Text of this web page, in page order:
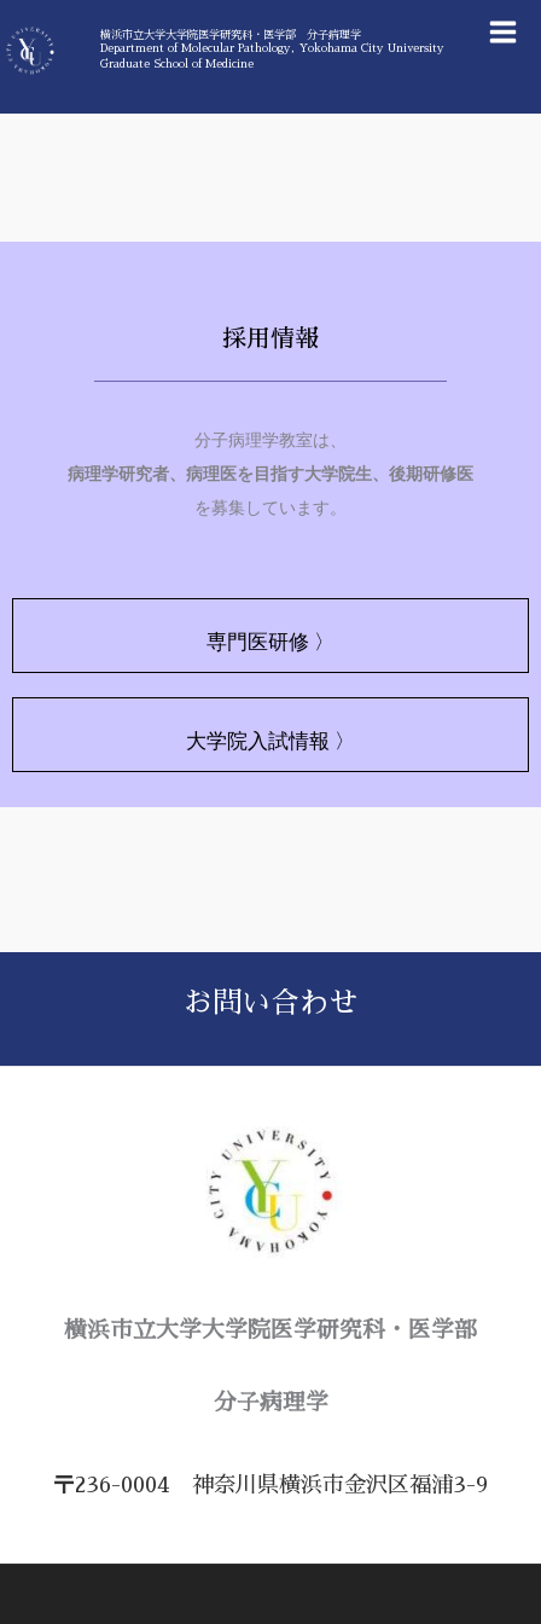
内
容
ス
横浜市立大学大学院医学研究科・医学部 分子病理学
Department of Molecular Pathology, Yokohama City University
Graduate School of Medicine
採用情報
分子病理学教室は、
病理学研究者、病理医を目指す大学院生、後期研修医
を募集しています。
専門医研修 〉
大学院入試情報 〉
お問い合わせ
横浜市立大学大学院医学研究科・医学部
​分子病理学
〒236-0004 神奈川県横浜市金沢区福浦3-9